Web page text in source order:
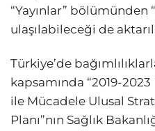
“Yayınlar” bölümünden
ulaşılabileceği de
Türkiye’de
kapsamında “2019-2023
ile Mücadele Ulusal
Planı”nın Sağlık